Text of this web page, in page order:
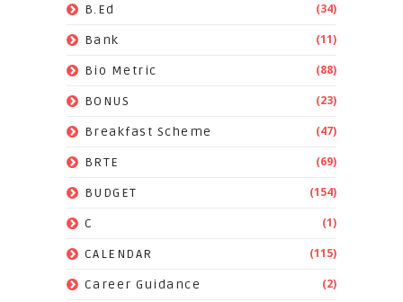
B.Ed (34)
Bank (11)
Bio Metric (88)
BONUS (23)
Breakfast Scheme (47)
BRTE (69)
BUDGET (154)
C (1)
CALENDAR (115)
Career Guidance (2)